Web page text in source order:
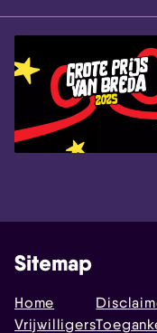
Sitemap
Home
Vrijwilligers